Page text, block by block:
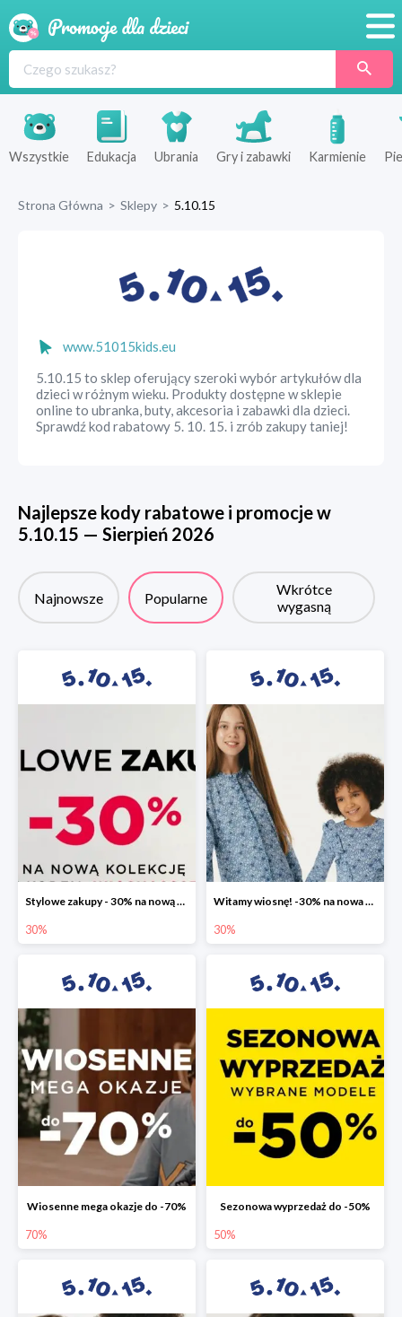
Produkty
Sklepy
Wszystkie Edukacja Ubrania Gry i zabawki Karmienie
Strona Główna > Sklepy > 5.10.15
www.51015kids.eu
5.10.15 to sklep oferujący szeroki wybór artykułów dla
dzieci w różnym wieku. Produkty dostępne w sklepie
online to ubranka, buty, akcesoria i zabawki dla dzieci.
Sprawdź kod rabatowy 5. 10. 15. i zrób zakupy taniej!
Najlepsze kody rabatowe i promocje w
5.10.15 — Sierpień 2026
Najnowsze Popularne
Wkrótce
wygasną
Stylowe zakupy - 30% na nową kolekcję
30%
Witamy wiosnę! -30% na nowa kolekcję
30%
Wiosenne mega okazje do -70%
70%
Sezonowa wyprzedaż do -50%
50%